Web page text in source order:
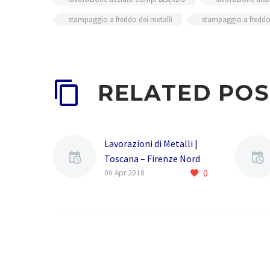
stampaggio a freddo dei metalli
stampaggio a
RELATED
Lavorazioni di Metalli |
Toscana – Firenze Nord
(Demo)
0
06 Apr 2018